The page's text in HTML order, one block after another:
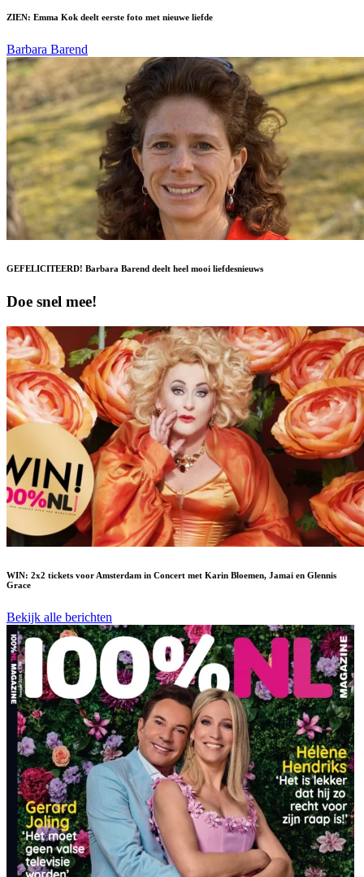
ZIEN: Emma Kok deelt eerste foto met nieuwe liefde
Barbara Barend
GEFELICITEERD! Barbara Barend deelt heel mooi liefdesnieuws
Doe snel mee!
WIN: 2x2 tickets voor Amsterdam in Concert met Karin Bloemen, Jamai en Glennis
Grace
Bekijk alle berichten